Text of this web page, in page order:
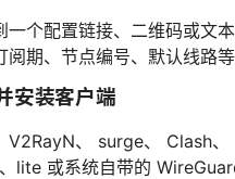
个配置链接、二维码或文本
期、节点编号、默认线路等
安装客户端
V2RayN、 surge、 Clash、
lite 或系统自带的